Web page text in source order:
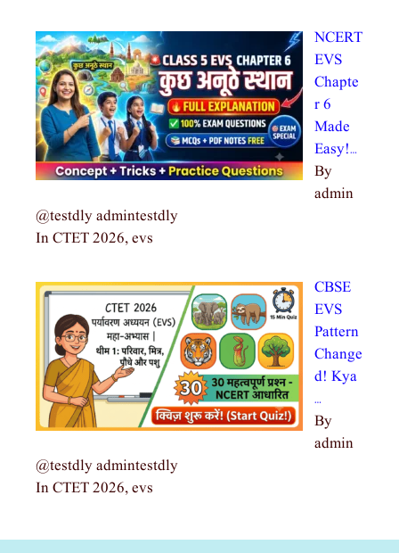
NCERT
EVS
Chapte
r 6
Made
Easy!…
By
admin
@testdly admintestdly
In CTET 2026, evs
CBSE
EVS
Pattern
Change
d! Kya
…
By
admin
@testdly admintestdly
In CTET 2026, evs